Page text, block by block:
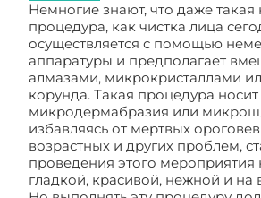
Немногие знают, что даже такая
процедура, как чистка лица
осуществляется с помощью
аппаратуры и предполагает
алмазами, микрокристаллами
корунда. Такая процедура
микродермабразия или
избавляясь от мертвых
возрастных и других проблем,
проведения этого мероприятия
гладкой, красивой, нежной и на